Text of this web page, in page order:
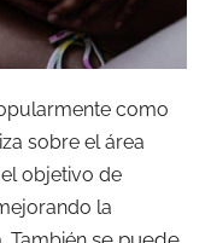
como
sobre el área
objetivo de
la